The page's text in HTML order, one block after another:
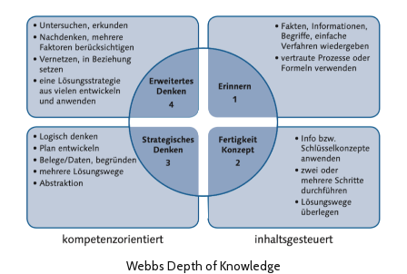
Webbs Depth of Knowledge